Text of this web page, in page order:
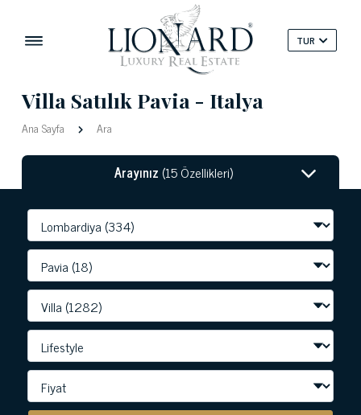
TUR
Villa Satılık Pavia - Italya
Ana Sayfa Ara
Arayınız (15 Özellikleri)